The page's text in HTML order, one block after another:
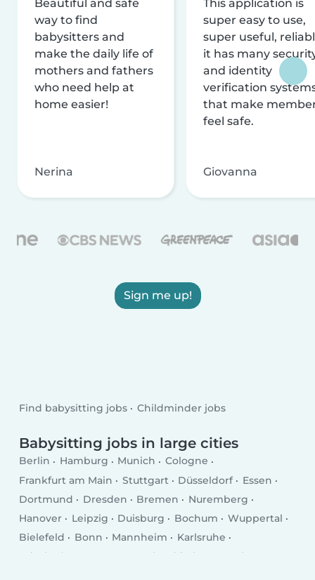
Beautiful and safe
way to find
babysitters and
make the daily life of
mothers and fathers
who need help at
home easier!
Nerina
This application is
super easy to use,
super useful,
it has many
and identity
verification
that make
feel safe.
Giovanna
Sign me up!
Find babysitting jobs Childminder jobs
Babysitting jobs in large cities
Berlin Hamburg Munich
Cologne
Frankfurt am Main
Stuttgart Düsseldorf
Essen
Dortmund
Dresden Bremen
Nuremberg
Hanover
Leipzig Duisburg Bochum
Wuppertal
Bielefeld
Bonn Mannheim
Karlsruhe
Wiesbaden
Gelsenkirchen
Aachen